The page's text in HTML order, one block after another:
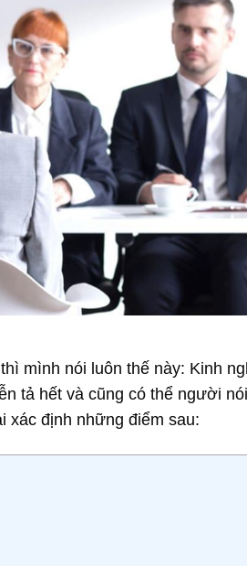
mình nói luôn thế này: Kinh
tả hết và cũng có thể người
xác định những điểm sau: